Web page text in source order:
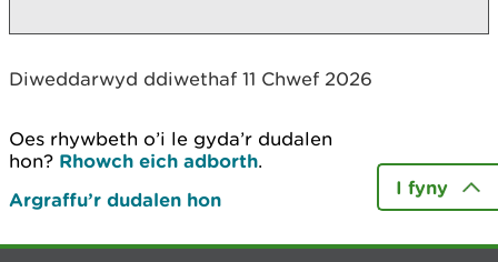
Diweddarwyd ddiwethaf 11 Chwef 2026
Oes rhywbeth o’i le gyda’r dudalen
hon? Rhowch eich adborth.
Argraffu’r dudalen hon
I fyny